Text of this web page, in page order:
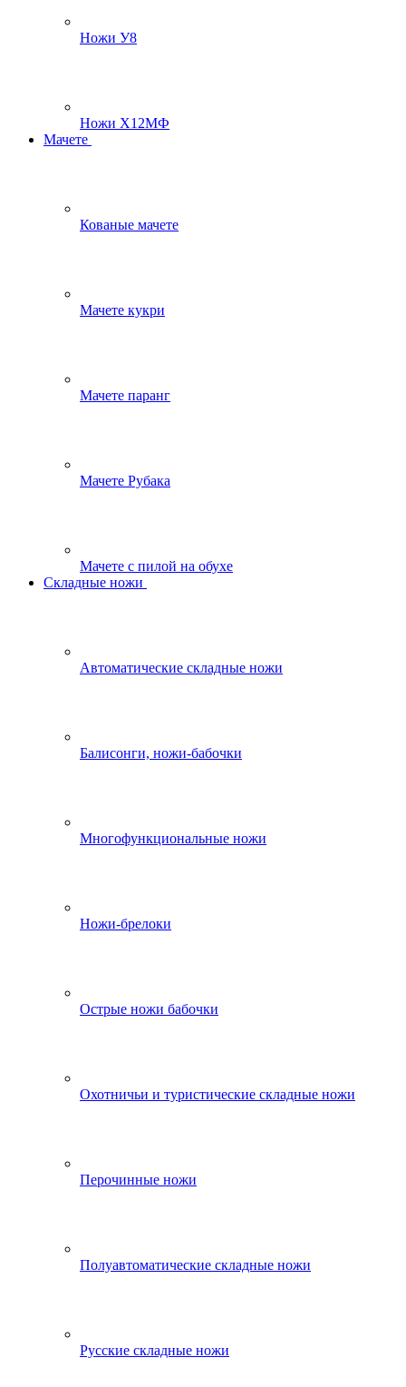
Ножи У8
Ножи Х12МФ
Мачете
Кованые мачете
Мачете кукри
Мачете паранг
Мачете Рубака
Мачете с пилой на обухе
Складные ножи
Автоматические складные ножи
Балисонги, ножи-бабочки
Многофункциональные ножи
Ножи-брелоки
Острые ножи бабочки
Охотничьи и туристические складные ножи
Перочинные ножи
Полуавтоматические складные ножи
Русские складные ножи